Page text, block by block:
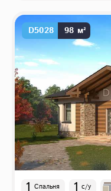
D5028 98 м²
Спальня с/у